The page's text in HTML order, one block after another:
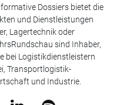
Dossiers bietet die
und Dienstleistungen
Lagertechnik oder
sind Inhaber,
bei Logistikdienstleistern
Transportlogistik-
und Industrie.